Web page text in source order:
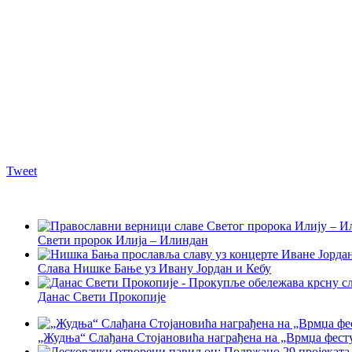
Tweet
Свети пророк Илија – Илиндан
Слава Нишке Бање уз Ивану Јордан и Кебу
Данас Свети Прокопије
„Жудња“ Слађана Стојановића награђена на „Врмџа